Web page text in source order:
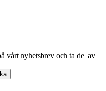
vårt nyhetsbrev och ta del av